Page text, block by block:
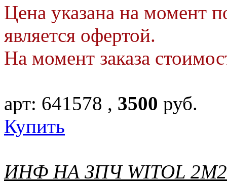
Цена указана на момент
является офертой.
На момент заказа
арт: 641578 , 3500 руб.
Купить
ИНФ НА ЗПЧ WITOL